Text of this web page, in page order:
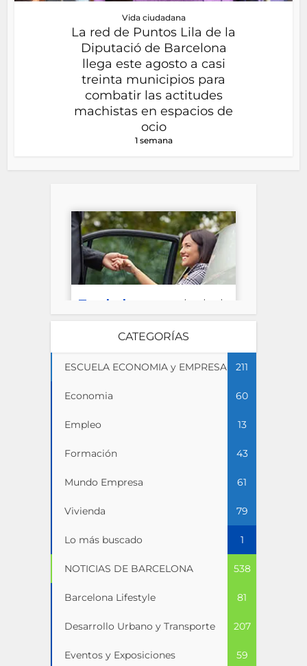
Vida ciudadana
La red de Puntos Lila de la
Diputació de Barcelona
llega este agosto a casi
treinta municipios para
combatir las actitudes
machistas en espacios de
ocio
1 semana
CATEGORÍAS
ESCUELA ECONOMIA y EMPRESA 211
Economia 60
Empleo 13
Formación 43
Mundo Empresa 61
Vivienda 79
Lo más buscado 1
NOTICIAS DE BARCELONA 538
Barcelona Lifestyle 81
Desarrollo Urbano y Transporte 207
Eventos y Exposiciones 59